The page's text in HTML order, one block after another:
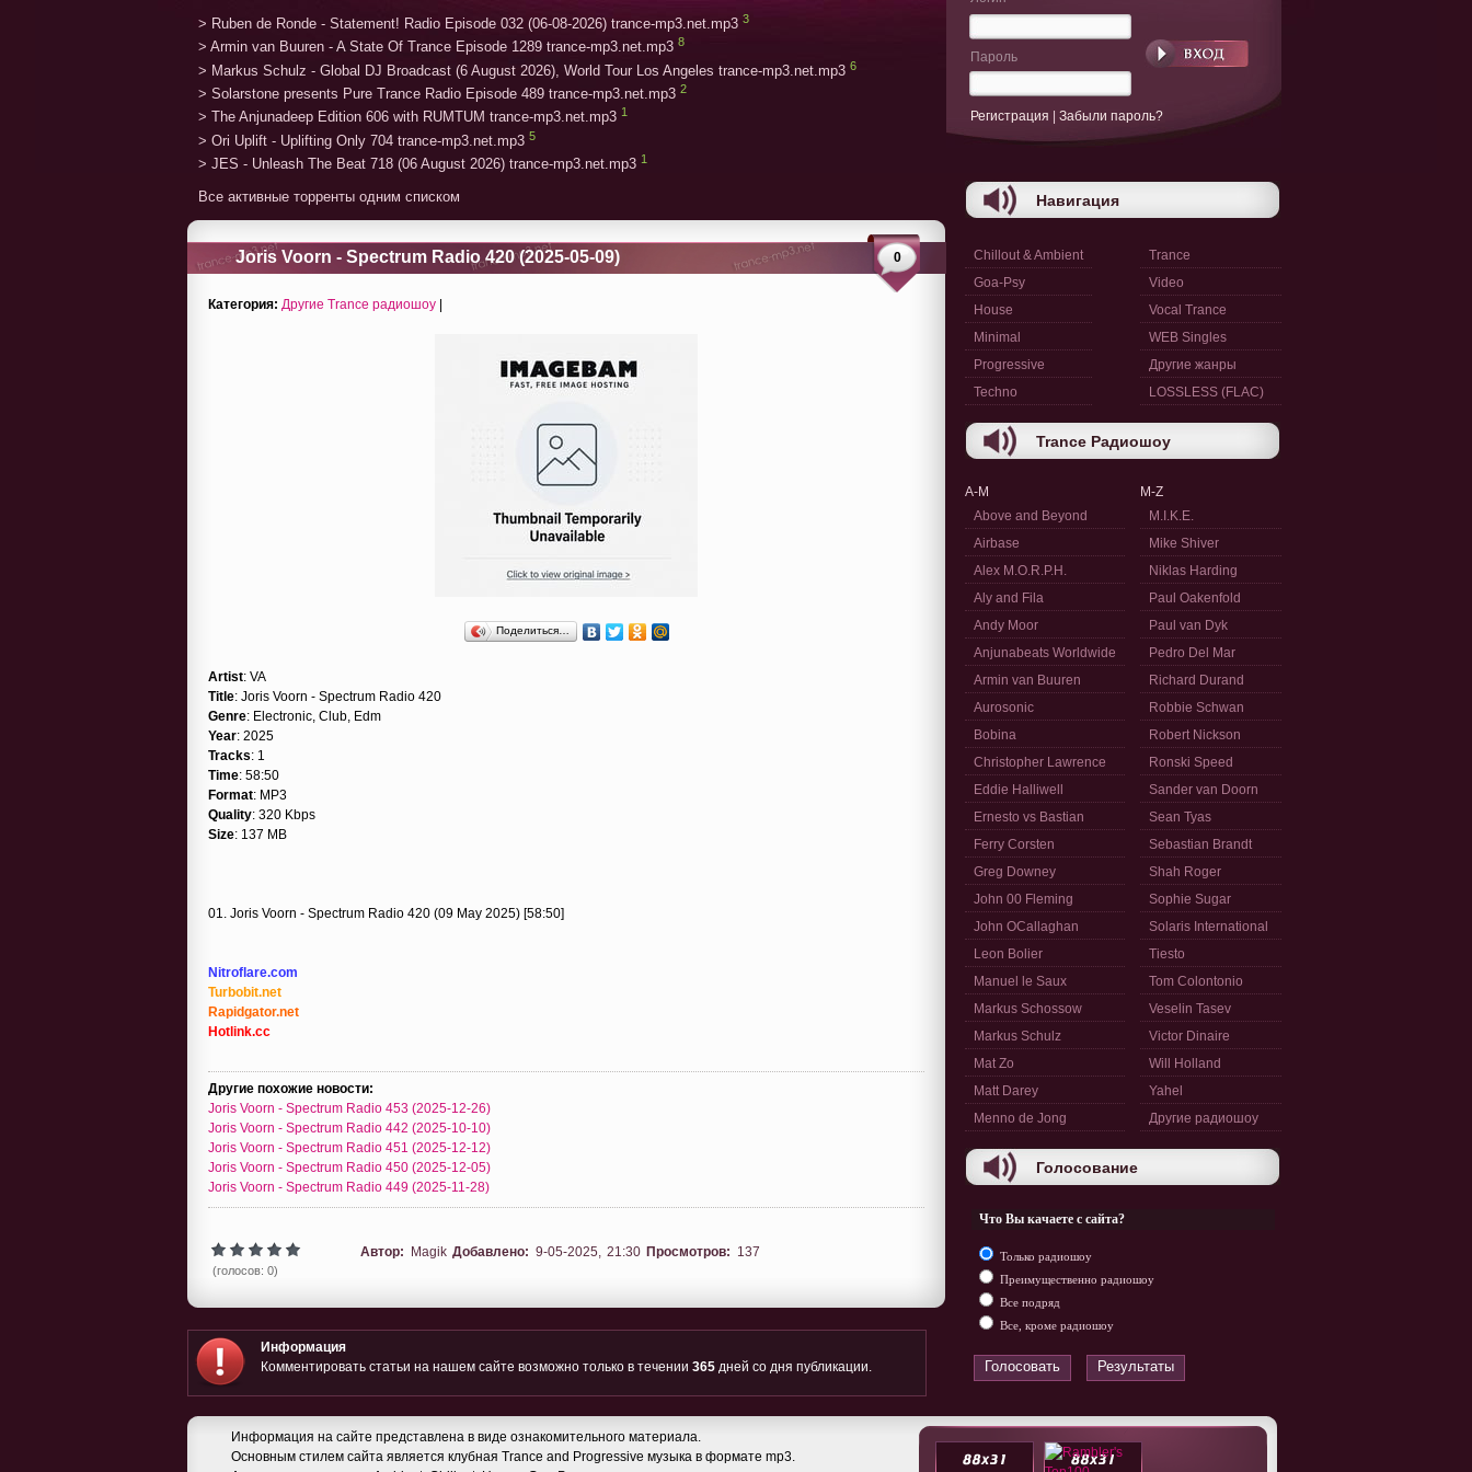
> Ruben de Ronde - Statement! Radio Episode 032 (06-08-2026) trance-mp3.net.mp3 3
> Armin van Buuren - A State Of Trance Episode 1289 trance-mp3.net.mp3 8
> Markus Schulz - Global DJ Broadcast (6 August 2026), World Tour Los Angeles trance-mp3.net.mp3 6
> Solarstone presents Pure Trance Radio Episode 489 trance-mp3.net.mp3 2
> The Anjunadeep Edition 606 with RUMTUM trance-mp3.net.mp3 1
> Ori Uplift - Uplifting Only 704 trance-mp3.net.mp3 5
> JES - Unleash The Beat 718 (06 August 2026) trance-mp3.net.mp3 1
Все активные торренты одним списком
Joris Voorn - Spectrum Radio 420 (2025-05-09) 0
Категория: Другие Trance радиошоу |
Поделиться…
Artist: VA
Title: Joris Voorn - Spectrum Radio 420
Genre: Electronic, Club, Edm
Year: 2025
Tracks: 1
Time: 58:50
Format: MP3
Quality: 320 Kbps
Size: 137 MB
01. Joris Voorn - Spectrum Radio 420 (09 May 2025) [58:50]
Nitroflare.com
Turbobit.net
Rapidgator.net
Hotlink.cc
Другие похожие новости:
Joris Voorn - Spectrum Radio 453 (2025-12-26)
Joris Voorn - Spectrum Radio 442 (2025-10-10)
Joris Voorn - Spectrum Radio 451 (2025-12-12)
Joris Voorn - Spectrum Radio 450 (2025-12-05)
Joris Voorn - Spectrum Radio 449 (2025-11-28)
(голосов: 0)
Автор: Magik Добавлено: 9-05-2025, 21:30 Просмотров: 137
Информация
Комментировать статьи на нашем сайте возможно только в течении 365 дней со дня публикации.
Пароль
Регистрация Забыли пароль?
Навигация
Chillout & Ambient
Goa-Psy
House
Minimal
Progressive
Techno
Trance
Video
Vocal Trance
WEB Singles
Другие жанры
LOSSLESS (FLAC)
Trance Радиошоу
A-M
Above and Beyond
Airbase
Alex M.O.R.P.H.
Aly and Fila
Andy Moor
Anjunabeats Worldwide
Armin van Buuren
Aurosonic
Bobina
Christopher Lawrence
Eddie Halliwell
Ernesto vs Bastian
Ferry Corsten
Greg Downey
John 00 Fleming
John OCallaghan
Leon Bolier
Manuel le Saux
Markus Schossow
Markus Schulz
Mat Zo
Matt Darey
Menno de Jong
M-Z
M.I.K.E.
Mike Shiver
Niklas Harding
Paul Oakenfold
Paul van Dyk
Pedro Del Mar
Richard Durand
Robbie Schwan
Robert Nickson
Ronski Speed
Sander van Doorn
Sean Tyas
Sebastian Brandt
Shah Roger
Sophie Sugar
Solaris International
Tiesto
Tom Colontonio
Veselin Tasev
Victor Dinaire
Will Holland
Yahel
Другие радиошоу
Голосование
Что Вы качаете с сайта?
Только радиошоу
Преимущественно радиошоу
Все подряд
Все, кроме радиошоу
Голосовать Результаты
Информация на сайте представлена в виде ознакомительного материала.
Основным стилем сайта является клубная Trance and Progressive музыка в формате mp3.